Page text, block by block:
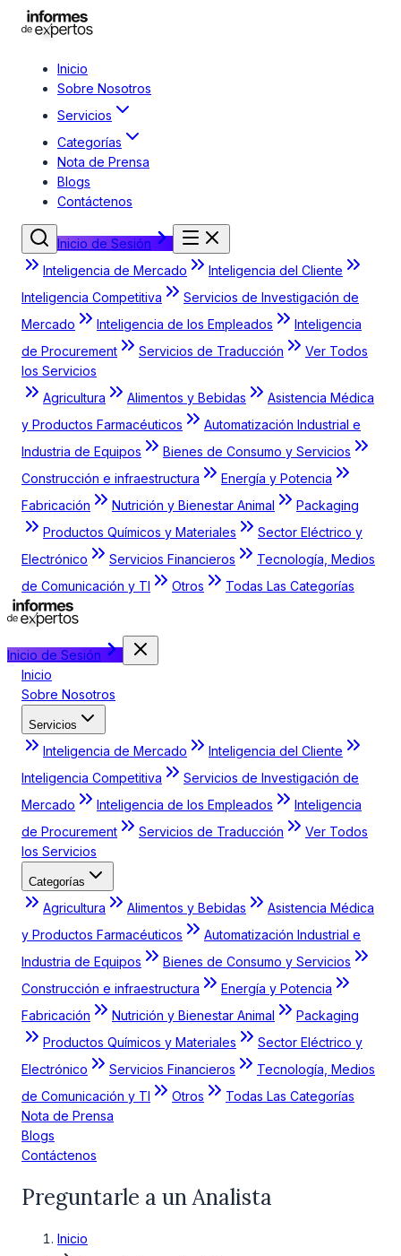
Inicio
Sobre Nosotros
Servicios
Categorías
Nota de Prensa
Blogs
Contáctenos
Inicio de Sesión
Inteligencia de Mercado
Inteligencia del Cliente
Inteligencia Competitiva
Servicios de Investigación de
Mercado
Inteligencia de los Empleados
Inteligencia
de Procurement
Servicios de Traducción
Ver Todos
los Servicios
Agricultura
Alimentos y Bebidas
Asistencia Médica
y Productos Farmacéuticos
Automatización Industrial e
Industria de Equipos
Bienes de Consumo y Servicios
Construcción e infraestructura
Energía y Potencia
Fabricación
Nutrición y Bienestar Animal
Packaging
Productos Químicos y Materiales
Sector Eléctrico y
Electrónico
Servicios Financieros
Tecnología, Medios
de Comunicación y TI
Otros Todas Las Categorías
Inicio de Sesión
Inicio
Sobre Nosotros
Servicios
Inteligencia de Mercado
Inteligencia del Cliente
Inteligencia Competitiva
Servicios de Investigación de
Mercado
Inteligencia de los Empleados
Inteligencia
de Procurement
Servicios de Traducción
Ver Todos
los Servicios
Categorías
Agricultura Alimentos y Bebidas
Asistencia Médica
y Productos Farmacéuticos
Automatización Industrial e
Industria de Equipos
Bienes de Consumo y Servicios
Construcción e infraestructura
Energía y Potencia
Fabricación
Nutrición y Bienestar Animal
Packaging
Productos Químicos y Materiales
Sector Eléctrico y
Electrónico
Servicios Financieros
Tecnología, Medios
de Comunicación y TI
Otros
Todas Las Categorías
Nota de Prensa
Blogs
Contáctenos
Preguntarle a un Analista
Inicio